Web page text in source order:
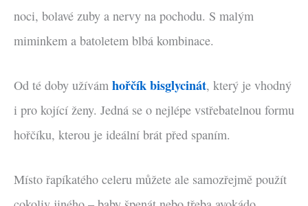
noci, bolavé zuby a nervy na pochodu. S malým
miminkem a batoletem blbá kombinace.
Od té doby užívám hořčík bisglycinát, který je vhodný
i pro kojící ženy. Jedná se o nejlépe vstřebatelnou formu
hořčíku, kterou je ideální brát před spaním.
Místo řapíkatého celeru můžete ale samozřejmě použít